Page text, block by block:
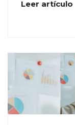
Leer artículo